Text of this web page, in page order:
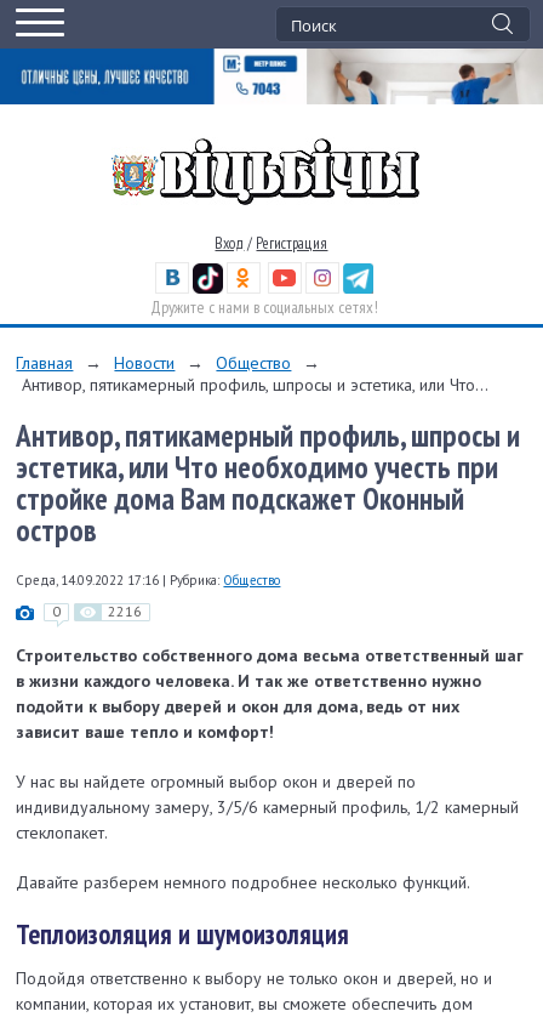
Вход / Регистрация
Дружите с нами в социальных сетях!
Главная → Новости → Общество
→
Антивор, пятикамерный профиль, шпросы и эстетика, или Что...
Антивор, пятикамерный профиль, шпросы и
эстетика, или Что необходимо учесть при
стройке дома Вам подскажет Оконный
остров
Среда, 14.09.2022 17:16 | Рубрика: Общество
0 2216
Строительство собственного дома весьма ответственный шаг
в жизни каждого человека. И так же ответственно нужно
подойти к выбору дверей и окон для дома, ведь от них
зависит ваше тепло и комфорт!
У нас вы найдете огромный выбор окон и дверей по
индивидуальному замеру, 3/5/6 камерный профиль, 1/2 камерный
стеклопакет.
Давайте разберем немного подробнее несколько функций.
Теплоизоляция и шумоизоляция
Подойдя ответственно к выбору не только окон и дверей, но и
компании, которая их установит, вы сможете обеспечить дом